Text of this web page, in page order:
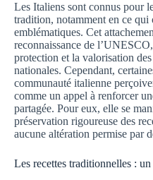
Les Italiens sont connus pour
tradition, notamment en ce qui
emblématiques. Cet
reconnaissance de
protection et la valorisation
nationales. Cependant,
communauté italienne
comme un appel à renforcer
partagée. Pour eux, elle se
préservation rigoureuse des
aucune altération permise par
Les recettes traditionnelles :